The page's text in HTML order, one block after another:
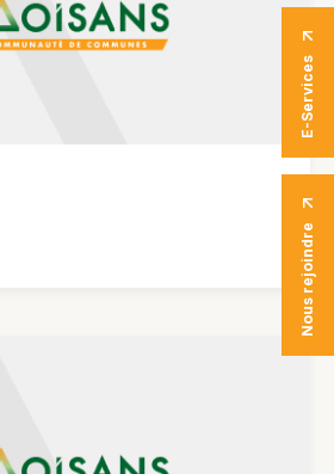
E-Services
Nous rejoindre